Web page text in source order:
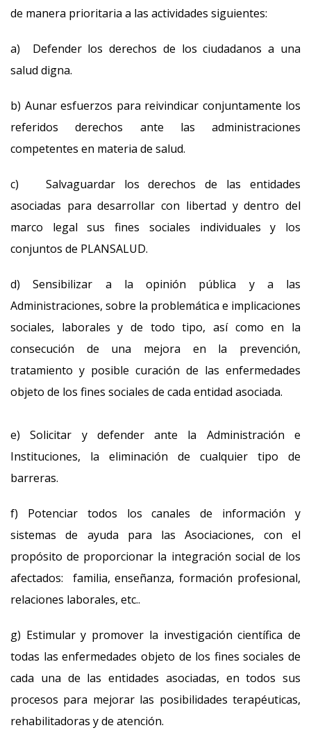
de manera prioritaria a las actividades siguientes:
a) Defender los derechos de los ciudadanos a una
salud digna.
b) Aunar esfuerzos para reivindicar conjuntamente los
referidos derechos ante las administraciones
competentes en materia de salud.
c) Salvaguardar los derechos de las entidades
asociadas para desarrollar con libertad y dentro del
marco legal sus fines sociales individuales y los
conjuntos de PLANSALUD.
d) Sensibilizar a la opinión pública y a las
Administraciones, sobre la problemática e implicaciones
sociales, laborales y de todo tipo, así como en la
consecución de una mejora en la prevención,
tratamiento y posible curación de las enfermedades
objeto de los fines sociales de cada entidad asociada.
e) Solicitar y defender ante la Administración e
Instituciones, la eliminación de cualquier tipo de
barreras.
f) Potenciar todos los canales de información y
sistemas de ayuda para las Asociaciones, con el
propósito de proporcionar la integración social de los
afectados: familia, enseñanza, formación profesional,
relaciones laborales, etc..
g) Estimular y promover la investigación científica de
todas las enfermedades objeto de los fines sociales de
cada una de las entidades asociadas, en todos sus
procesos para mejorar las posibilidades terapéuticas,
rehabilitadoras y de atención.